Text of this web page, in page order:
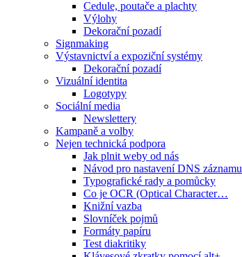
Cedule, poutače a plachty
Výlohy
Dekorační pozadí
Signmaking
Výstavnictví a expoziční systémy
Dekorační pozadí
Vizuální identita
Logotypy
Sociální media
Newslettery
Kampaně a volby
Nejen technická podpora
Jak plnit weby od nás
Návod pro nastavení DNS záznamu
Typografické rady a pomůcky
Co je OCR (Optical Character…
Knižní vazba
Slovníček pojmů
Formáty papíru
Test diakritiky